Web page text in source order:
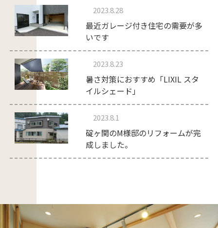
2023.8.28
最近ガレージ付き住宅の需要が多
いです
2023.8.23
暑さ対策におすすめ「LIXIL スタ
イルシェード」
2023.8.1
碇ヶ関のM様邸のリフォームが完
成しました。